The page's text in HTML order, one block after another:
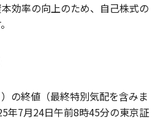
効率の向上のため、自己株式の
の終値（最終特別気配を含みま
年7月24日午前8時45分の東京証